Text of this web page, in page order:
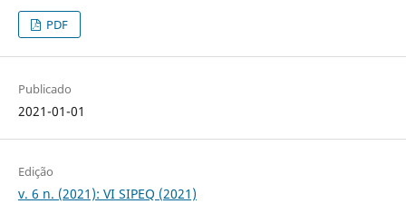
PDF
Publicado
2021-01-01
Edição
v. 6 n. (2021): VI SIPEQ (2021)